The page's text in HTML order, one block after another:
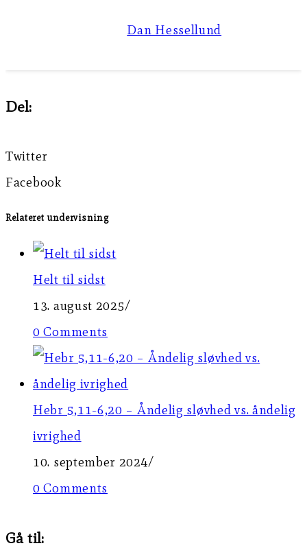
Dan Hessellund
Del:
Twitter
Facebook
Relateret undervisning
Helt til sidst
13. august 2025/
0 Comments
Hebr 5,11-6,20 – Åndelig sløvhed vs. åndelig
ivrighed
10. september 2024/
0 Comments
Gå til: